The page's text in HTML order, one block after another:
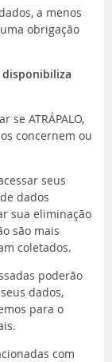
a menos
obrigação
ATRÁPALO,
concernem ou
seus
dados
sua eliminação
são mais
coletados.
poderão
dados,
para o
com